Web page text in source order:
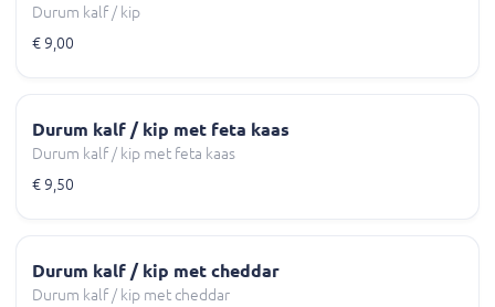
Durum kalf / kip
€ 9,00
Durum kalf / kip met feta kaas
Durum kalf / kip met feta kaas
€ 9,50
Durum kalf / kip met cheddar
Durum kalf / kip met cheddar